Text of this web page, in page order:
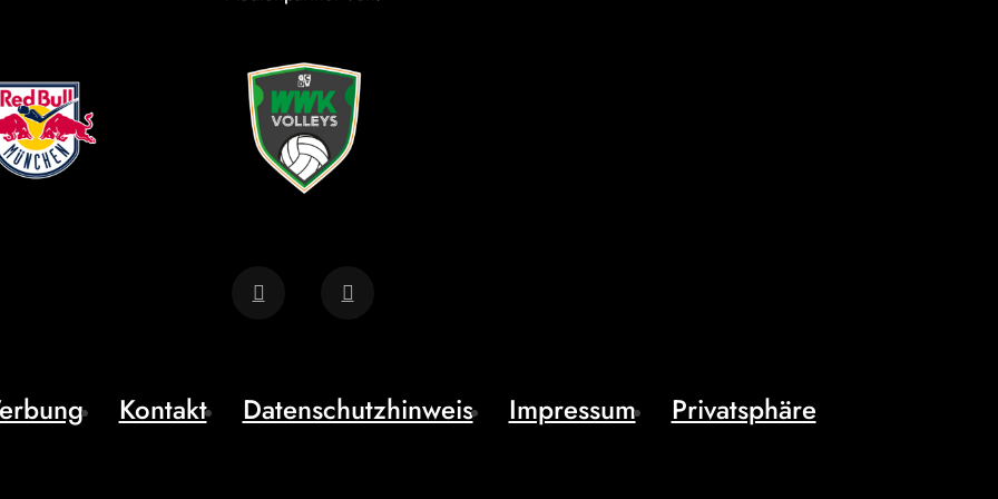
Kontakt Datenschutzhinweis Impressum Privatsphäre